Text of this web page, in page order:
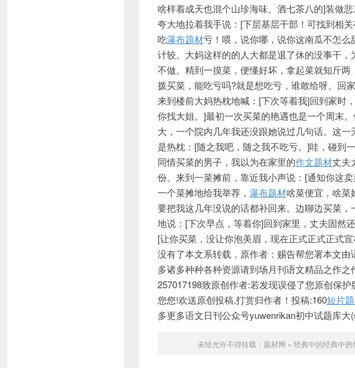
啥样着成天也混个山珍海味、酒七茶八的]装做
夸大地拉着我手说：[下层基层干部！可找到相
吃瀑布题材亏！喂，说你哪，说你这南瓜不怎
计较。大妈这样的的人大都是退了休的没事干
不做。精到一摸菜，便懂好坏，拿起菜就知斤
拨买菜，能吃亏吗?就是想吃亏，谁敢给呀。回
来到楼前大妈热枕地喊：[下次等着我]回到家时
你找大姐。]最初一次买菜的艳遇也是一个周末
大，一个院内几年我还没跟她说过几句话。这
是热枕：[随之我吧，随之我不吃亏。]哇，碰到
同情买菜的男子，我以为在家里的作文题材丈夫
份。来到一菜摊前，靠近我小声说：[通知你这
一个菜摊地给我举荐， 瀑布题材啥菜便宜，啥
要把我这几年没说的话都补回来。边聊边买菜
地说：[下次早点，等着你]回到家里，丈夫固然
[让你买菜，没让你泡美眉，现在正式正式正式
没有了本文系转载，原作者：赐告帮您署本文
多诸多种种各种资源请到场月刊语文精品之作
257017198致原创作者:若发现误侵了您原创保
您您!欢送原创投稿,打赏归作者！投稿:160短片
多更多语文日刊公众号yuwenrikan初中试题库大
未经允许不得转载： 题材网 » 经典中的经典中